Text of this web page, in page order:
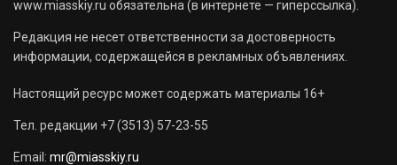
www.miasskiy.ru обязательна (в интернете — гиперссылка).
Редакция не несет ответственности за достоверность
информации, содержащейся в рекламных объявлениях.
Настоящий ресурс может содержать материалы 16+
Тел. редакции +7 (3513) 57-23-55
Email: mr@miasskiy.ru